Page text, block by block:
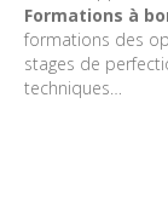
Formations à
formations des
stages de
techniques…